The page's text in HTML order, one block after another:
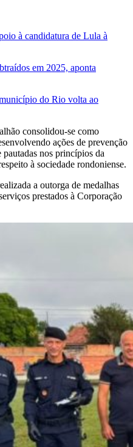
à candidatura de Lula à
em 2025, aponta
do Rio volta ao
consolidou-se como
ações de prevenção
nos princípios da
à sociedade rondoniense.
a outorga de medalhas
prestados à Corporação